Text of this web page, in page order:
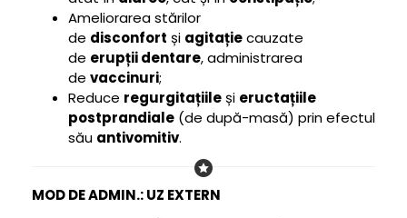
Ameliorarea stărilor
de disconfort și agitațiecauzate
de erupții dentare, administrarea
de vaccinuri;
Reduce regurgitațiileși eructațiile
postprandiale (de după-masă) prin efectul
său antivomitiv.
MOD DE ADMIN.: UZ EXTERN